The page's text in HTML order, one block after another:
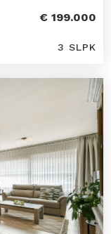
€ 199.000
3 SLPK